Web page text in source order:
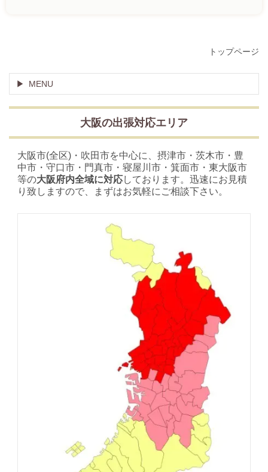
トップページ
MENU
大阪の出張対応エリア
大阪市(全区)・吹田市を中心に、摂津市・茨木市・豊
中市・守口市・門真市・寝屋川市・箕面市・東大阪市
等の大阪府内全域に対応しております。迅速にお見積
り致しますので、まずはお気軽にご相談下さい。